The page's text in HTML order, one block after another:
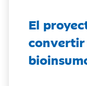
El
convertir